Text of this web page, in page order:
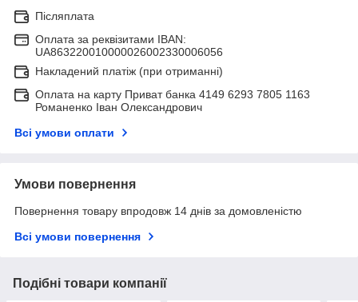
Післяплата
Оплата за реквізитами IBAN:
UA863220010000026002330006056
Накладений платіж (при отриманні)
Оплата на карту Приват банка 4149 6293 7805 1163
Романенко Іван Олександрович
Всі умови оплати
Умови повернення
Повернення товару впродовж 14 днів за домовленістю
Всі умови повернення
Подібні товари компанії